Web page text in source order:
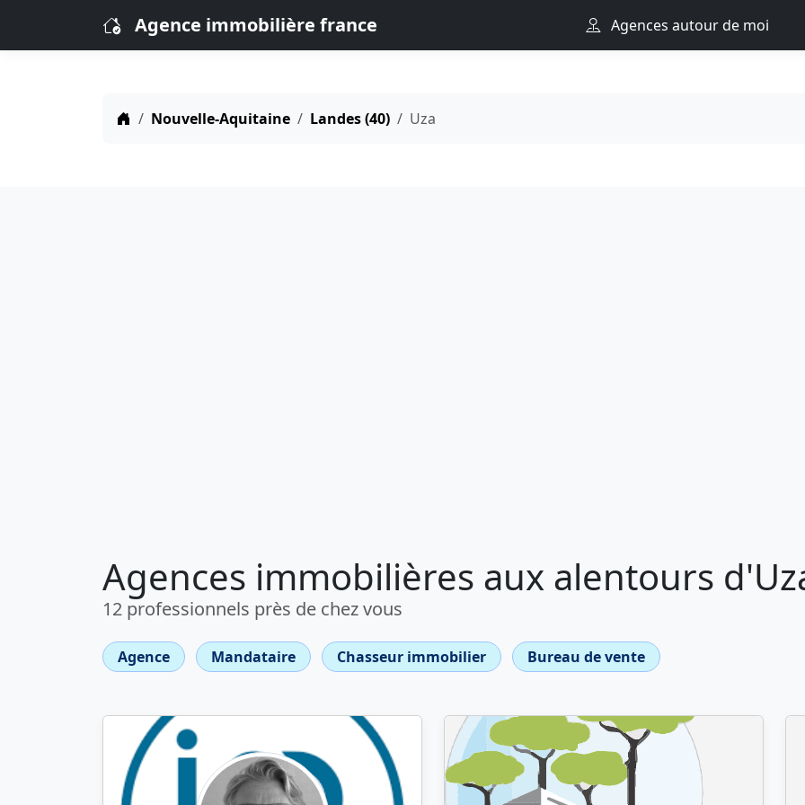
Agence immobilière france Agences autour de moi
Nouvelle-Aquitaine Landes (40) Uza
Agences immobilières aux alentours
12 professionnels près de chez vous
Agence Mandataire Chasseur immobilier Bureau de vente